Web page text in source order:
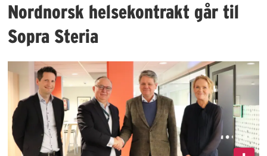
Nordnorsk helsekontrakt går til
Sopra Steria